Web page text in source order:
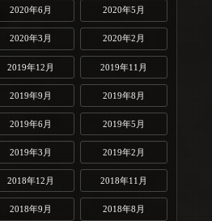
2020年6月 2020年5月
2020年3月 2020年2月
2019年12月 2019年11月
2019年9月 2019年8月
2019年6月 2019年5月
2019年3月 2019年2月
2018年12月 2018年11月
2018年9月 2018年8月